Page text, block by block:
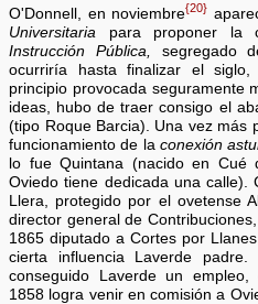
O'Donnell, en noviembre{20}
Universitaria para proponer la
Instrucción Pública,
segregado
ocurriría hasta finalizar el
principio provocada seguramente
ideas, hubo de traer consigo el
(tipo Roque Barcia). Una vez más
funcionamiento de la conexión
lo fue Quintana (nacido en
Oviedo tiene dedicada una calle).
Llera, protegido por el ovetense
director general de
1865 diputado a Cortes por
cierta influencia Laverde
conseguido Laverde un
1858 logra venir en comisión a